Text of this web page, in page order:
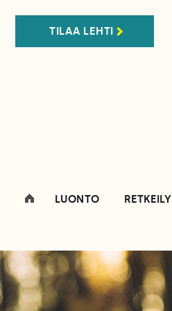
TILAA LEHTI
LUONTO RETKEILY